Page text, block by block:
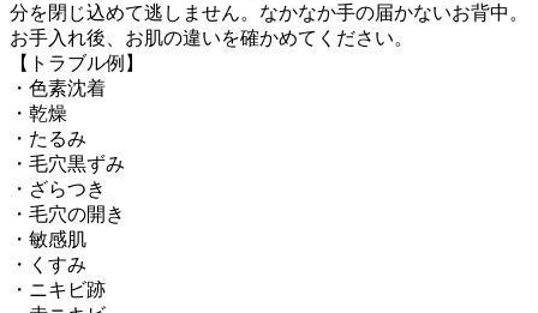
分を閉じ込めて逃しません。なかなか手の届かないお背中。
お手入れ後、お肌の違いを確かめてください。
【トラブル例】
・色素沈着
・乾燥
・たるみ
・毛穴黒ずみ
・ざらつき
・毛穴の開き
・敏感肌
・くすみ
・ニキビ跡